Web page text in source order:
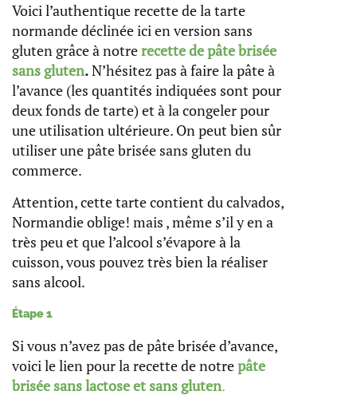
Voici l’authentique recette de la tarte
normande déclinée ici en version sans
gluten grâce à notrerecette de pâte brisée
sans gluten.N’hésitez pas à faire la pâte à
l’avance (les quantités indiquées sont pour
deux fonds de tarte) et à la congeler pour
une utilisation ultérieure. On peut bien sûr
utiliser une pâte brisée sans gluten du
commerce.
Attention, cette tarte contient du calvados,
Normandie oblige! mais , même s’il y en a
très peu et que l’alcool s’évapore à la
cuisson, vous pouvez très bien la réaliser
sans alcool.
Étape 1
Si vous n’avez pas de pâte brisée d’avance,
voici le lien pour la recette de notrepâte
brisée sans lactose et sans gluten.